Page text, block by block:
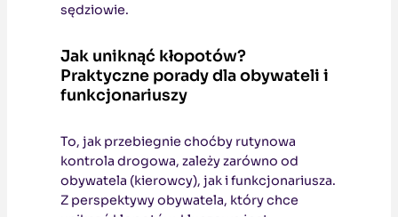
sędziowie.
Jak uniknąć kłopotów?
Praktyczne porady dla obywateli i
funkcjonariuszy
To, jak przebiegnie choćby rutynowa
kontrola drogowa, zależy zarówno od
obywatela (kierowcy), jak i funkcjonariusza.
Z perspektywy obywatela, który chce